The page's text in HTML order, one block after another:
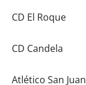
CD El Roque
CD Candela
Atlético San Juan